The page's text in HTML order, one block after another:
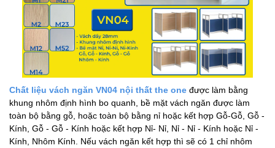
Chất liệu vách ngăn VN04 nội thất the one được làm bằng
khung nhôm định hình bo quanh, bề mặt vách ngăn được làm
toàn bộ bằng gỗ, hoặc toàn bộ bằng nỉ hoặc kết hợp Gỗ-Gỗ, Gỗ -
Kính, Gỗ - Gỗ - Kính hoặc kết hợp Nỉ- Nỉ, Nỉ - Nỉ - Kính hoặc Nỉ -
Kính, Nhôm Kính. Nếu vách ngăn kết hợp thì sẽ có 1 chỉ nhôm